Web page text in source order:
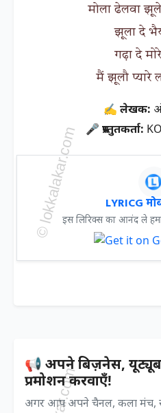
मोला ढेलवा
झूला दे
गढ़ा दे
मैं झूलौ प्यारे
✍ लेखक:
🎤 प्रस्तुतकर्ता:
LYRICG
इस लिरिक्स का आनंद ले
📢 अपने बिज़नेस, यूट्यूब
प्रमोशन करवाएँ!
अगर आप अपने चैनल, कला मंच,